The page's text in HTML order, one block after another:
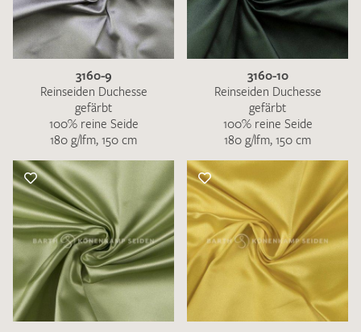
3160-9
Reinseiden Duchesse
gefärbt
100% reine Seide
180 g/lfm, 150 cm
3160-10
Reinseiden Duchesse
gefärbt
100% reine Seide
180 g/lfm, 150 cm